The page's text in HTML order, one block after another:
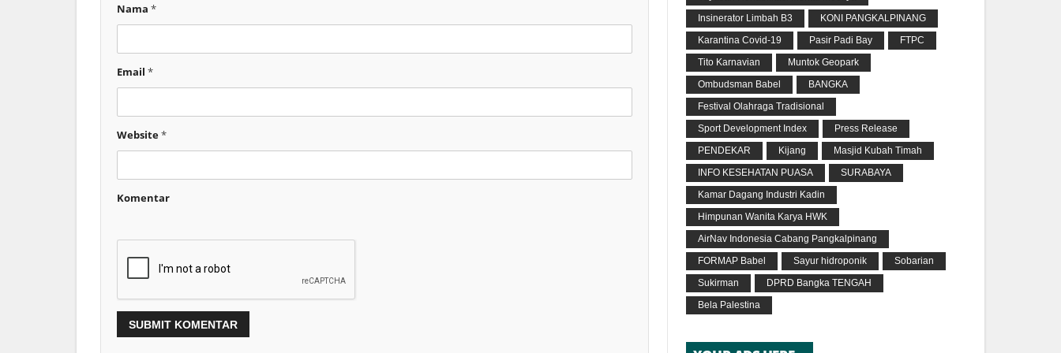
Nama *
Email *
Website*
Komentar
Insinerator Limbah B3
KONI PANGKALPINANG
Karantina Covid-19
Pasir Padi Bay
FTPC
Tito Karnavian
Muntok Geopark
Ombudsman Babel
BANGKA
Festival Olahraga Tradisional
Sport Development Index
Press Release
PENDEKAR
Kijang
Masjid Kubah Timah
INFO KESEHATAN PUASA
SURABAYA
Kamar Dagang Industri Kadin
Himpunan Wanita Karya HWK
AirNav Indonesia Cabang Pangkalpinang
FORMAP Babel
Sayur hidroponik
Sobarian
Sukirman
DPRD Bangka TENGAH
Bela Palestina